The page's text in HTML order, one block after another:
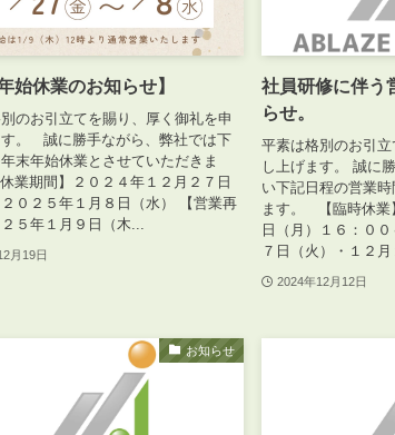
始休業のお知らせ】
のお引立てを賜り、厚く御礼を申
す。 誠に勝手ながら、弊社では下
末年始休業とさせていただきま
業期間】２０２４年１２月２７日
２０２５年１月８日（水） 【営業再
５年１月９日（木...
月19日
社員研修に伴う
らせ。
平素は格別のお引
し上げます。 誠に
い下記日程の営業
ます。 【臨時休業
日（月）１６：０
７日（火）・１２月
2024年12月12日
お知らせ